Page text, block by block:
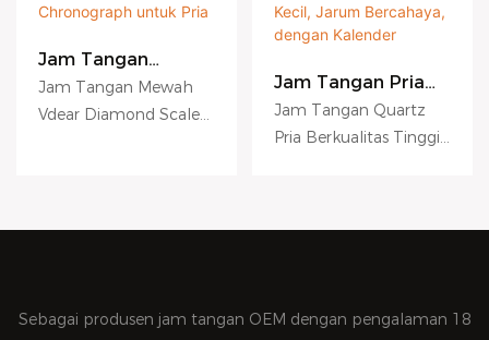
Jam Tangan
Mewah Vdear
Diamond Scale
Three Eye Dial
Pria
Jam Tangan Mewah
Vdear Diamond Scale
pasaran, memiliki
Jam Tangan Pria
Quartz Vdear
Berkualitas Tinggi,
Kronograf Mewah,
Kalender
Jam Tangan Quartz
Pria Berkualitas Tinggi,
keunggulan luar biasa
Sebagai produsen jam tangan OEM dengan pengalaman 18